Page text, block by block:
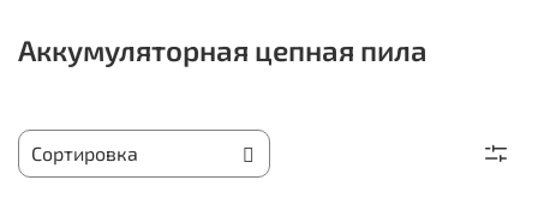
Аккумуляторная цепная пила